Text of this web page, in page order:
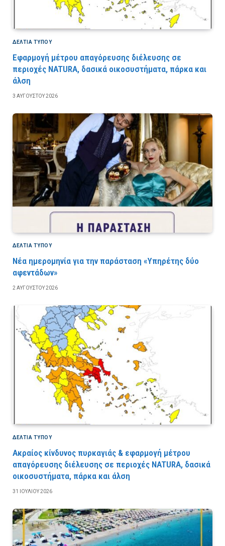
ΔΕΛΤΙΑ ΤΥΠΟΥ
Εφαρμογή μέτρου απαγόρευσης διέλευσης σε
περιοχές NATURA, δασικά οικοσυστήματα, πάρκα και
άλση
3 ΑΥΓΟΎΣΤΟΥ 2026
ΔΕΛΤΙΑ ΤΥΠΟΥ
Νέα ημερομηνία για την παράσταση «Υπηρέτης δύο
αφεντάδων»
2 ΑΥΓΟΎΣΤΟΥ 2026
ΔΕΛΤΙΑ ΤΥΠΟΥ
Ακραίος κίνδυνος πυρκαγιάς & εφαρμογή μέτρου
απαγόρευσης διέλευσης σε περιοχές NATURA, δασικά
οικοσυστήματα, πάρκα και άλση
31 ΙΟΥΛΊΟΥ 2026